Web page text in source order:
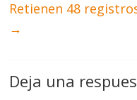
Retienen 48
→
Deja una